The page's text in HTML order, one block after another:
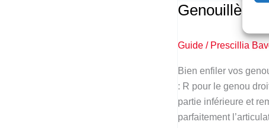
Genouillères
Guide / Prescillia
Bien enfiler vos
: R pour le genou
partie inférieure et
parfaitement
Genouillères
pour
les
enfiler
facilement